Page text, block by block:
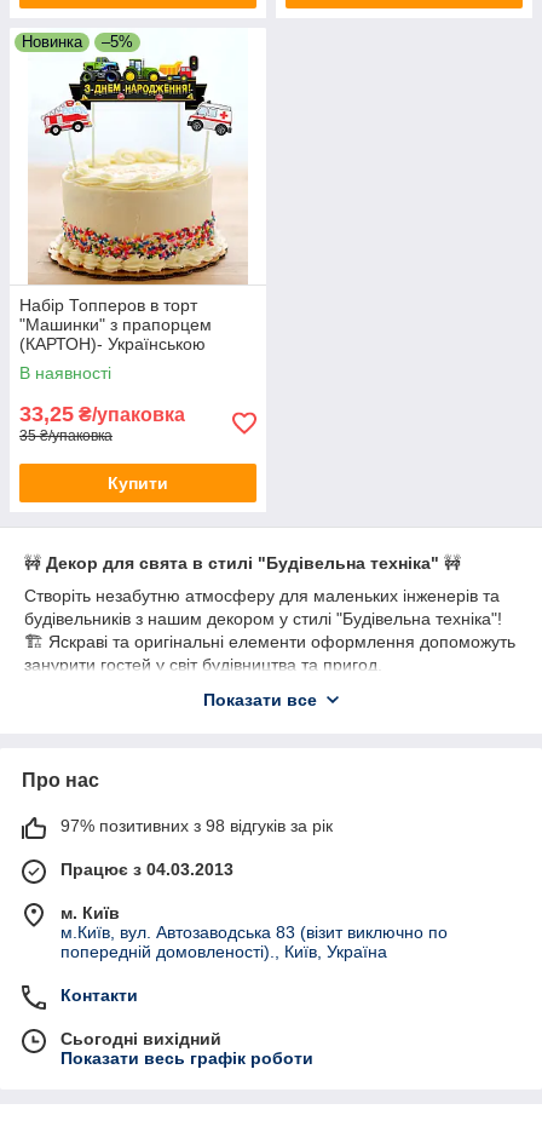
Новинка –5%
Набір Топперов в торт
"Машинки" з прапорцем
(КАРТОН)- Українською
В наявності
33,25 ₴/упаковка
35 ₴/упаковка
Купити
🚧 Декор для свята в стилі "Будівельна техніка" 🚧
Створіть незабутню атмосферу для маленьких інженерів та
будівельників з нашим декором у стилі "Будівельна техніка"!
🏗️ Яскраві та оригінальні елементи оформлення допоможуть
занурити гостей у світ будівництва та пригод.
Що ми пропонуємо:
Декор для сервірування стола, прикрашені жовтими
Тарілки, склянки та топери з тематичними принтами
Наклейки для ростових фігур будівельної техніки:
та багато іншого декору та атрибутики для свята
Ідеально підходить для дитячих свят, днів народження та
тематичних вечірок! Дозвольте вашій дитині поринути у світ
будівництва та створити свято мрії з нашою допомогою. 💛
#БудівельнаВечірка #ДекорДляСвята #БудівельнаТехніка
#ДитячеСвято #ТематичнаВечірка
Показати все
Про нас
97% позитивних з 98 відгуків за рік
Працює з 04.03.2013
м. Київ
м.Київ, вул. Автозаводська 83 (візит виключно по
попередній домовленості)., Київ, Україна
Контакти
Сьогодні вихідний
Показати весь графік роботи